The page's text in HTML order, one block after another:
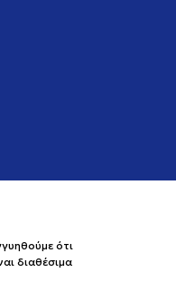
ότι
διαθέσιμα